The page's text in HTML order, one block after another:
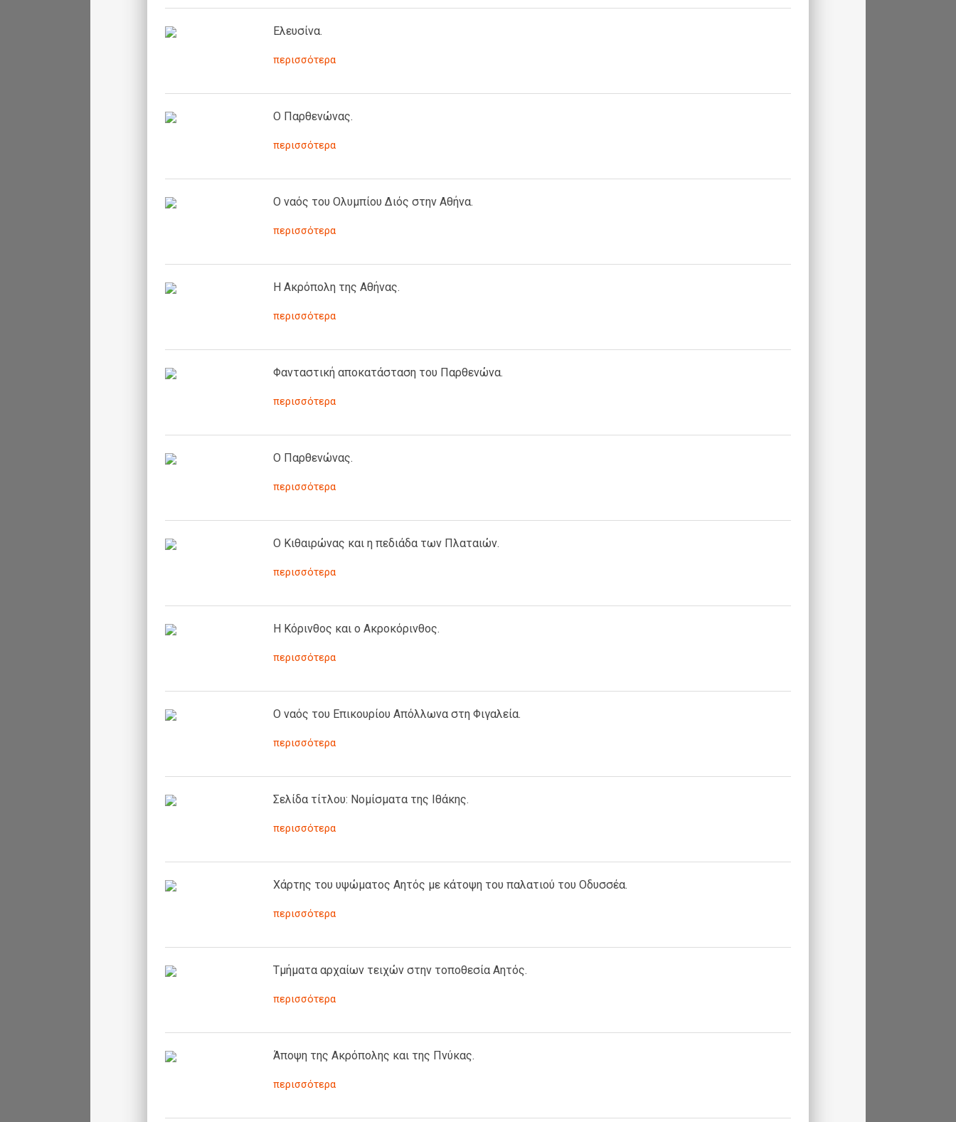
Ελευσίνα.
περισσότερα
Ο Παρθενώνας.
περισσότερα
Ο ναός του Ολυμπίου Διός στην Αθήνα.
περισσότερα
Η Ακρόπολη της Αθήνας.
περισσότερα
Φανταστική αποκατάσταση του Παρθενώνα.
περισσότερα
Ο Παρθενώνας.
περισσότερα
O Κιθαιρώνας και η πεδιάδα των Πλαταιών.
περισσότερα
Η Κόρινθος και ο Ακροκόρινθος.
περισσότερα
Ο ναός του Επικουρίου Απόλλωνα στη Φιγαλεία.
περισσότερα
Σελίδα τίτλου: Νομίσματα της Ιθάκης.
περισσότερα
Χάρτης του υψώματος Αητός με κάτοψη του παλατιού του Οδυσσέα.
περισσότερα
Τμήματα αρχαίων τειχών στην τοποθεσία Αητός.
περισσότερα
Άποψη της Ακρόπολης και της Πνύκας.
περισσότερα